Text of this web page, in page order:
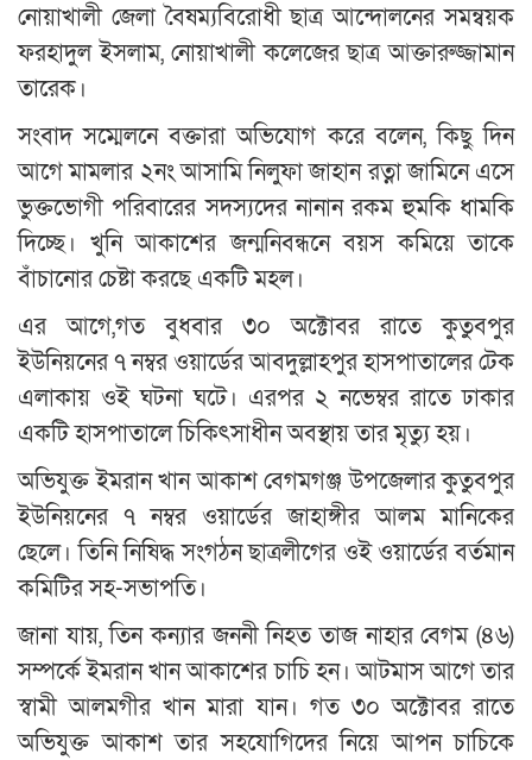
নোয়াখালী জেলা বৈষম্যবিরোধী ছাত্র আন্দোলনের সমন্বয়ক
ফরহাদুল ইসলাম, নোয়াখালী কলেজের ছাত্র আক্তারুজ্জামান
তারেক।
সংবাদ সম্মেলনে বক্তারা অভিযোগ করে বলেন, কিছু দিন
আগে মামলার ২নং আসামি নিলুফা জাহান রত্না জামিনে এসে
ভুক্তভোগী পরিবারের সদস্যদের নানান রকম হুমকি ধামকি
দিচ্ছে। খুনি আকাশের জন্মনিবন্ধনে বয়স কমিয়ে তাকে
বাঁচানোর চেষ্টা করছে একটি মহল।
এর আগে,গত বুধবার ৩০ অক্টোবর রাতে কুতুবপুর
ইউনিয়নের ৭ নম্বর ওয়ার্ডের আবদুল্লাহপুর হাসপাতালের টেক
এলাকায় ওই ঘটনা ঘটে। এরপর ২ নভেম্বর রাতে ঢাকার
একটি হাসপাতালে চিকিৎসাধীন অবস্থায় তার মৃত্যু হয়।
অভিযুক্ত ইমরান খান আকাশ বেগমগঞ্জ উপজেলার কুতুবপুর
ইউনিয়নের ৭ নম্বর ওয়ার্ডের জাহাঙ্গীর আলম মানিকের
ছেলে। তিনি নিষিদ্ধ সংগঠন ছাত্রলীগের ওই ওয়ার্ডের বর্তমান
কমিটির সহ-সভাপতি।
জানা যায়, তিন কন্যার জননী নিহত তাজ নাহার বেগম (৪৬)
সম্পর্কে ইমরান খান আকাশের চাচি হন। আটমাস আগে তার
স্বামী আলমগীর খান মারা যান। গত ৩০ অক্টোবর রাতে
অভিযুক্ত আকাশ তার সহযোগিদের নিয়ে আপন চাচিকে